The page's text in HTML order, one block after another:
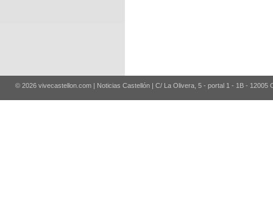
© 2026 vivecastellon.com | Noticias Castellón | C/ La Olivera, 5 - portal 1 - 1B - 12005